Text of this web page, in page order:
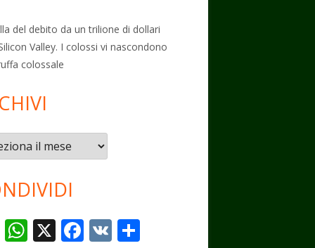
del debito da un trilione di dollari
Valley. I colossi vi nascondono
colossale
T W X F V